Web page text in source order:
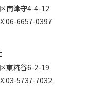
南津守4-4-12
6657-0397
東糀谷6-2-19
5737-7032